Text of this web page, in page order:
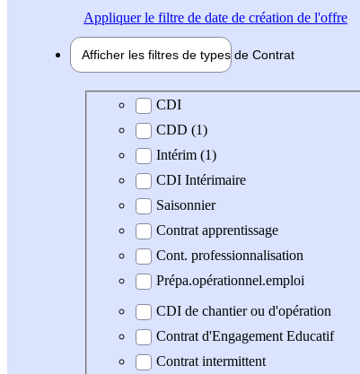
Appliquerle filtre de date de création de l'offre
Afficher les filtres de types de Contrat
Type de contrat
CDI
CDD (1)
Intérim (1)
CDI Intérimaire
Saisonnier
Contrat apprentissage
Cont. professionnalisation
Prépa.opérationnel.emploi
CDI de chantier ou d'opération
Contrat d'Engagement Educatif
Contrat intermittent